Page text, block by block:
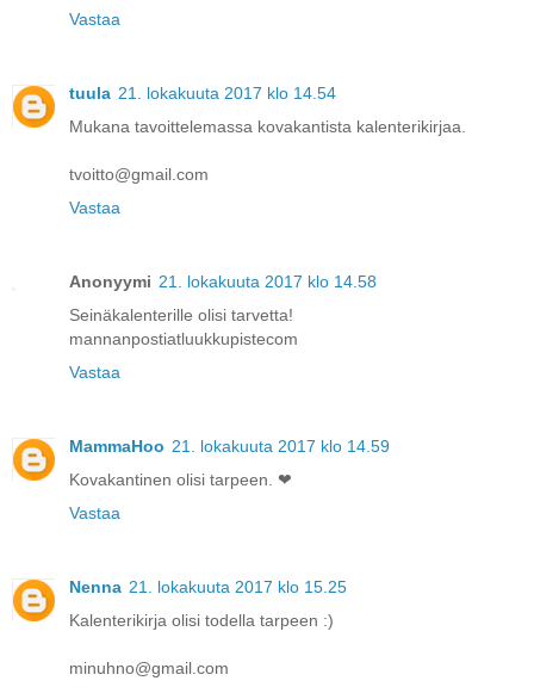
Vastaa
tuula 21. lokakuuta 2017 klo 14.54
Mukana tavoittelemassa kovakantista kalenterikirjaa.
tvoitto@gmail.com
Vastaa
Anonyymi 21. lokakuuta 2017 klo 14.58
Seinäkalenterille olisi tarvetta!
mannanpostiatluukkupistecom
Vastaa
MammaHoo 21. lokakuuta 2017 klo 14.59
Kovakantinen olisi tarpeen. ❤
Vastaa
Nenna 21. lokakuuta 2017 klo 15.25
Kalenterikirja olisi todella tarpeen :)
minuhno@gmail.com